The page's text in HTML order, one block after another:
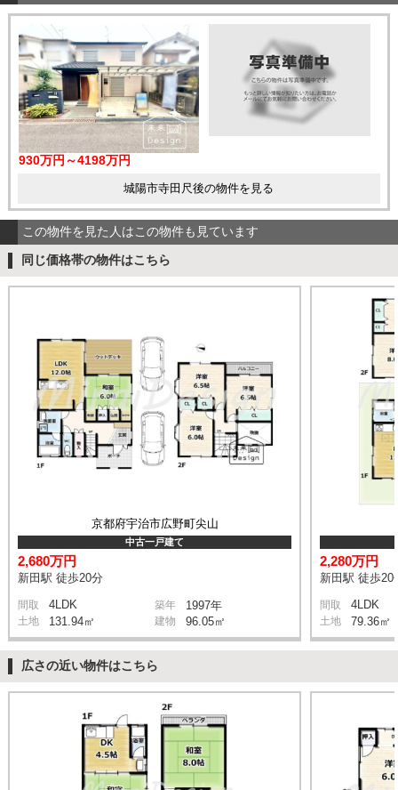
930万円～4198万円
城陽市寺田尺後の物件を見る
この物件を見た人はこの物件も見ています
同じ価格帯の物件はこちら
京都府宇治市広野町尖山
中古一戸建て
2,680万円
新田駅 徒歩20分
間取 4LDK 築年 1997年
土地 131.94㎡ 建物 96.05㎡
2,280万円
新田駅 徒歩20
間取 4LDK
土地 79.36㎡
広さの近い物件はこちら